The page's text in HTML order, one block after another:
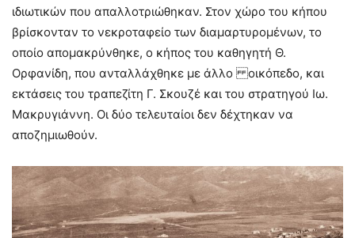
ιδιωτικών που απαλλοτριώθηκαν. Στον χώρο του κήπου
βρίσκονταν το νεκροταφείο των διαμαρτυρομένων, το
οποίο απομακρύνθηκε, ο κήπος του καθηγητή Θ.
Ορφανίδη, που ανταλλάχθηκε με άλλο οικόπεδο, και
εκτάσεις του τραπεζίτη Γ. Σκουζέ και του στρατηγού Ιω.
Μακρυγιάννη. Οι δύο τελευταίοι δεν δέχτηκαν να
αποζημιωθούν.